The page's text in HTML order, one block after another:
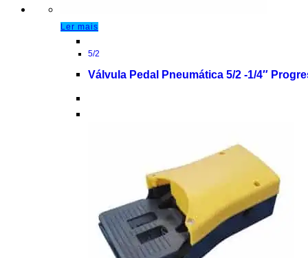
Ler mais
5/2
Válvula Pedal Pneumática 5/2 -1/4″